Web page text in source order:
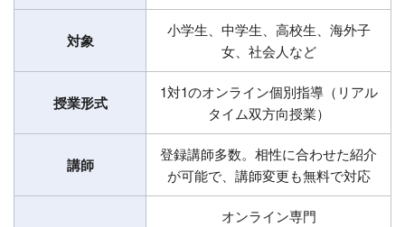
対象
小学生、中学生、高校生、海外子
女、社会人など
授業形式
1対1のオンライン個別指導（リアル
タイム双方向授業）
講師
登録講師多数。相性に合わせた紹介
が可能で、講師変更も無料で対応
オンライン専門